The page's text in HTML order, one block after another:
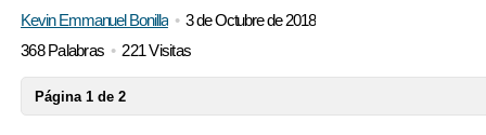
Iniciar sesión
Kevin Emmanuel Bonilla
3 de Octubre de 2018
368 Palabras
221 Visitas
Página 1 de 2